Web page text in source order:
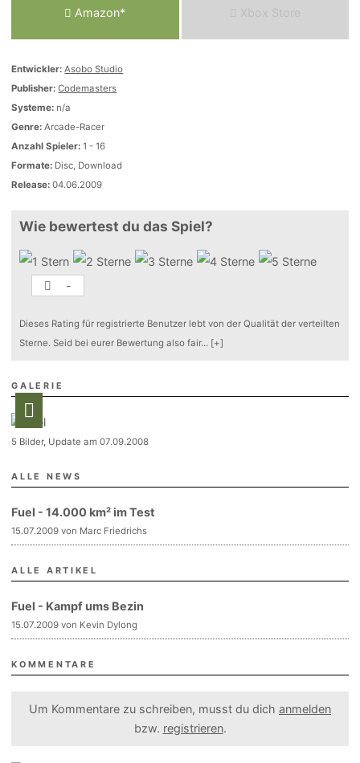
Amazon* Xbox Store
Entwickler: Asobo Studio
Publisher: Codemasters
Systeme: n/a
Genre: Arcade-Racer
Anzahl Spieler: 1 - 16
Formate: Disc, Download
Release: 04.06.2009
Wie bewertest du das Spiel?
-
Dieses Rating für registrierte Benutzer lebt von der Qualität der verteilten
Sterne. Seid bei eurer Bewertung also fair... [+]
GALERIE
5 Bilder, Update am 07.09.2008
ALLE NEWS
Fuel - 14.000 km² im Test
15.07.2009 von Marc Friedrichs
ALLE ARTIKEL
Fuel - Kampf ums Bezin
15.07.2009 von Kevin Dylong
KOMMENTARE
Um Kommentare zu schreiben, musst du dich anmelden
bzw. registrieren.